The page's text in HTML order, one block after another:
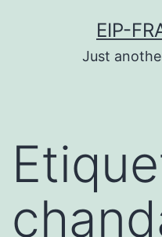
EIP-
Just